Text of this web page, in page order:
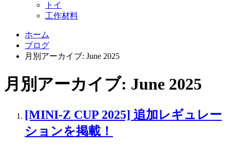
トイ
工作材料
ホーム
ブログ
月別アーカイブ: June 2025
月別アーカイブ: June 2025
[MINI-Z CUP 2025] 追加レギュレー
ションを掲載！